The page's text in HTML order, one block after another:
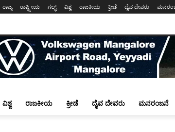
ರಾಜ್ಯ ರಾಷ್ಟ್ರೀಯ ಗಲ್ಫ್ ವಿಶ್ವ ರಾಜಕೀಯ ಕ್ರೀಡೆ ದೈವ ದೇವರು
ವಿಶ್ವ ರಾಜಕೀಯ ಕ್ರೀಡೆ ದೈವ ದೇವರು ಮನರಂಜನೆ